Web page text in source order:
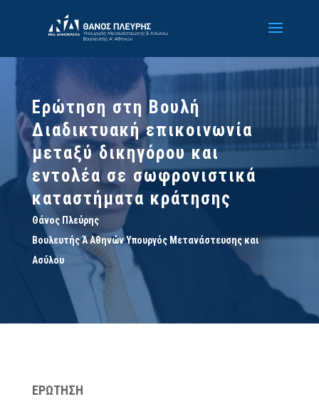
Ερώτηση στη Βουλή
Διαδικτυακή επικοινωνία
μεταξύ δικηγόρου και
εντολέα σε σωφρονιστικά
καταστήματα κράτησης
Θάνος Πλεύρης
Βουλευτής Ά Αθηνών Υπουργός Μετανάστευσης και
Ασύλου
ΕΡΩΤΗΣΗ